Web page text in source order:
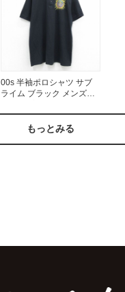
00s 半袖ポロシャツ サブ
ライム ブラック メンズXL
もっとみる
すぐにお答えします